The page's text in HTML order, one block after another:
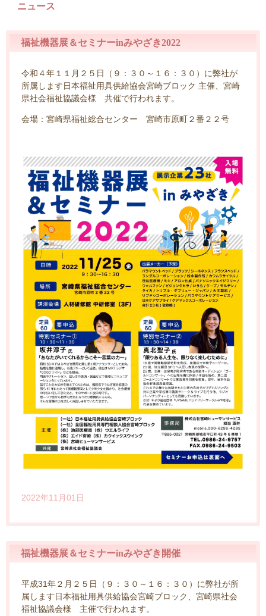
ニュース
福祉機器展＆セミナーinみやざき2022
令和４年１１月２５日（９：３０～１６：３０）に弊社が
所属します日本福祉用具供給協会宮崎ブロック 主催、宮崎
県社会福祉協議会様 共催で行われます。
会場：宮崎県福祉総合センター 宮崎市原町２番２２号
2022年11月01日
福祉機器展＆セミナーinみやざき開催
平成31年２月２５日（９：３０～１６：３０）に弊社が所
属します日本福祉用具供給協会宮崎ブロック、宮崎県社会
福祉協議会様 主催で行われます。